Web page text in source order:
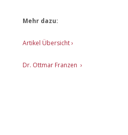
Mehr dazu:
Artikel Übersicht›
Dr. Ottmar Franzen ›